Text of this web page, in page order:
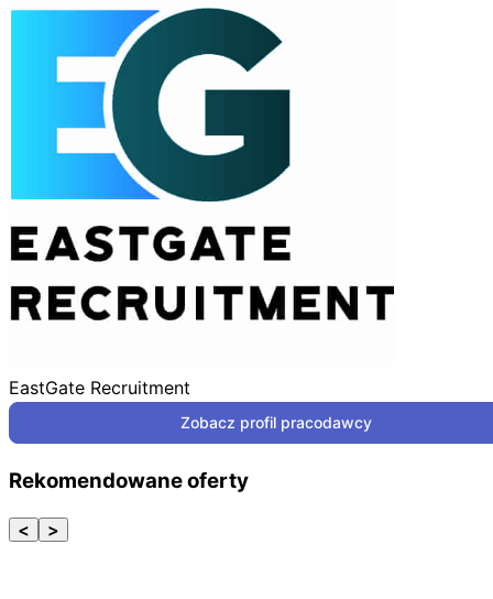
EastGate Recruitment
Zobacz profil pracodawcy
Rekomendowane oferty
< >